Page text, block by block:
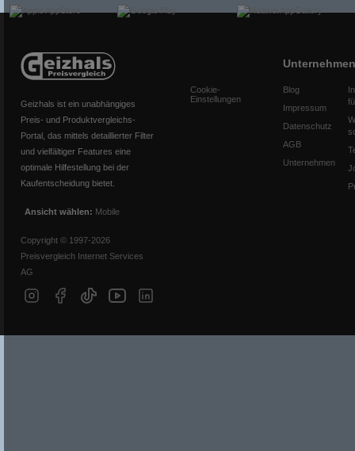
Geizhals ist ein unabhängiges
Preis- und Produktvergleichs-
Portal, das mittels detaillierter Filter
und vielfältiger Features eine
optimale Hilfestellung bei der
Kaufentscheidung bietet.
Ansicht wählen: Mobile
Copyright © 1997-2026
Preisvergleich Internet Services
AG
Cookie-
Einstellungen
Unternehmen
Blog
Impressum
Datenschutz
AGB
Unternehmen